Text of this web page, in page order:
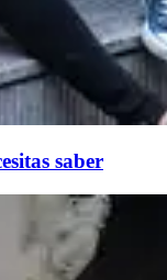
saber